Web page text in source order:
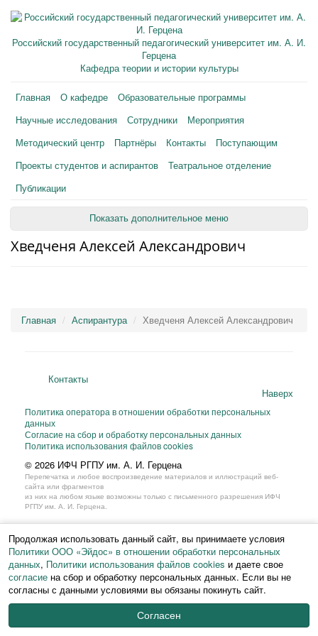
Российский государственный педагогический университет им. А. И.
Герцена
Кафедра теории и истории культуры
Главная О кафедре
Образовательные программы
Научные исследования
Сотрудники
Мероприятия
Методический центр
Партнёры Контакты
Поступающим
Проекты студентов и аспирантов
Театральное отделение
Публикации
Показать дополнительное меню
Хведченя Алексей Александрович
Главная Аспирантура Хведченя Алексей Александрович
Контакты
Наверх
Политика оператора в отношении обработки персональных
данных
Согласие на сбор и обработку персональных данных
Политика использования файлов cookies
© 2026 ИФЧ РГПУ им. А. И. Герцена
Перепечатка и любое воспроизведение материалов и иллюстраций веб-
сайта или фрагментов
из них на любом языке возможны только с письменного разрешения ИФЧ
РГПУ им. А. И. Герцена.
Продолжая использовать данный сайт, вы принимаете условия
Политики ООО «Эйдос» в отношении обработки персональных
данных, Политики использования файлов cookies и даете свое
согласие на сбор и обработку персональных данных. Если вы не
согласны с данными условиями вы обязаны покинуть сайт.
Согласен